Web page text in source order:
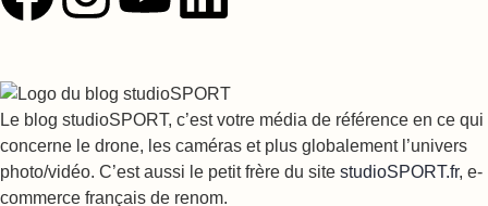
Le blog studioSPORT, c’est votre média de référence en ce qui
concerne le drone, les caméras et plus globalement l’univers
photo/vidéo. C’est aussi le petit frère du site studioSPORT.fr, e-
commerce français de renom.